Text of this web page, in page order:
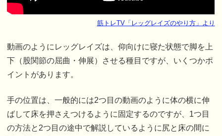
筋トレTV「レッグレイズのやり方」より
動画のようにレッグレイズは、仰向けに寝た状態で脚を上
下（股関節の屈曲・伸展）させる種目ですが、いくつかポ
イントがあります。
手の位置は、一般的には2つ目の動画のように体の横に伸
ばして床を押さえつけるように固定するのですが、1つ目
の方法と2つ目の途中で解説しているように尻と床の間に